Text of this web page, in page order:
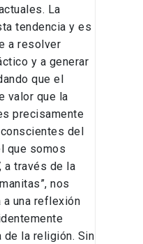
La
tendencia y es
a resolver
y a generar
que el
valor que la
precisamente
del
que somos
a través de la
nos
a una reflexión
la religión. Sin